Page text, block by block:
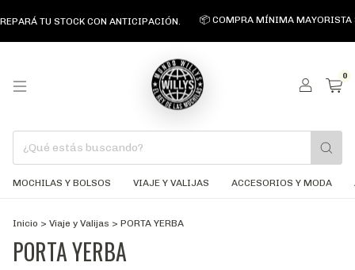
TU STOCK CON ANTICIPACIÓN. 📦 COMPRA MÍNIMA MAYORISTA
0
MOCHILAS Y BOLSOS VIAJE Y VALIJAS ACCESORIOS Y MODA
Inicio > Viaje y Valijas > PORTA YERBA
PORTA YERBA